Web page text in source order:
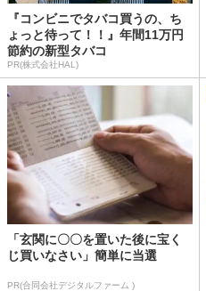
『コンビニでタバコ買うの、ち
ょっと待って！！』年間11万円
節約の新型タバコ
PR(株式会社HAL)
「玄関に〇〇を置いた後に宝く
じ買いなさい」簡単に当選
PR(合同会社デジタルファーム )